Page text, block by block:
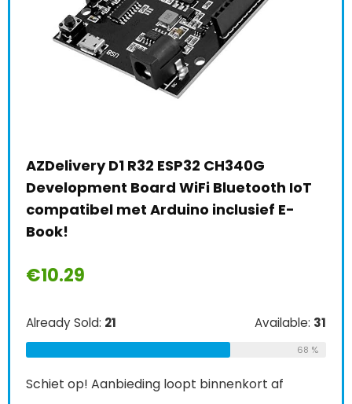
AZDelivery D1 R32 ESP32 CH340G
Development Board WiFi Bluetooth IoT
compatibel met Arduino inclusief E-
Book!
€10.29
Already Sold: 21 Available: 31
68 %
Schiet op! Aanbieding loopt binnenkort af